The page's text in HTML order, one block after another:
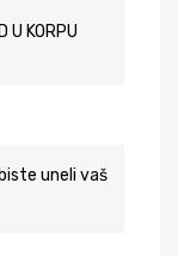
U KORPU
uneli vaš